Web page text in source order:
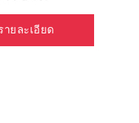
ายละเอียด